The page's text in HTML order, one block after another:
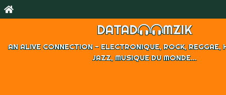
DATAD MZIK
AN ALIVE CONNECTION - ELECTRONIQUE, ROCK, REGGAE,
JAZZ, MUSIQUE DU MONDE...
The Razorblades + Semy Playback + Gregaldur +
Savate
Jeudi 23 Mai 2013 | Grand Sauvoy - Maxeville